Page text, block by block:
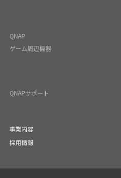
QNAP
ゲーム周辺機器
QNAPサポート
事業内容
採用情報